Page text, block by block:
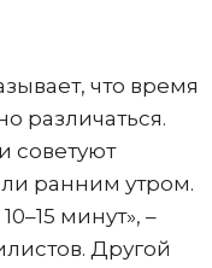
что время
различаться.
советуют
ранним утром.
минут», –
Другой